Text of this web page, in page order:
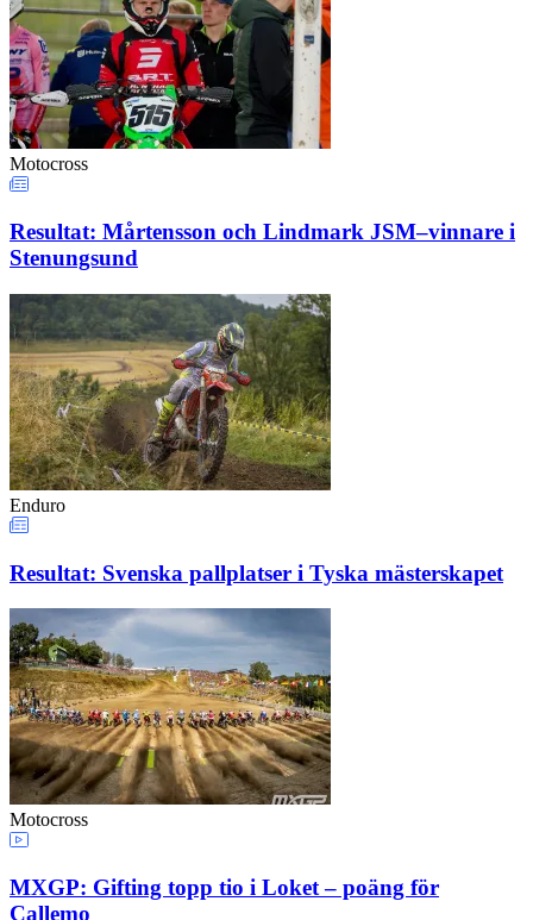
Motocross
Resultat: Mårtensson och Lindmark JSM–vinnare i
Stenungsund
Enduro
Resultat: Svenska pallplatser i Tyska mästerskapet
Motocross
MXGP: Gifting topp tio i Loket – poäng för
Callemo